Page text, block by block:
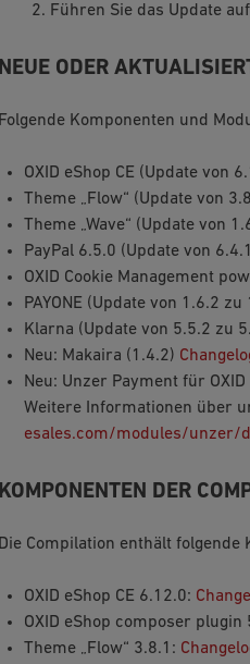
Führen Sie das Update
NEUE ODER
Folgende Komponenten und
OXID eShop CE (Update von
Theme „Flow“ (Update von
Theme „Wave“ (Update von
PayPal 6.5.0 (Update von
OXID Cookie Management
PAYONE (Update von 1.6.2 zu
Klarna (Update von 5.5.2 zu
Neu: Makaira (1.4.2)
Neu: Unzer Payment für
Weitere Informationen über
esales.com/modules/unzer/
KOMPONENTEN DER
Die Compilation enthält folgende
OXID eShop CE 6.12.0:
OXID eShop composer plugin
Theme „Flow“ 3.8.1: